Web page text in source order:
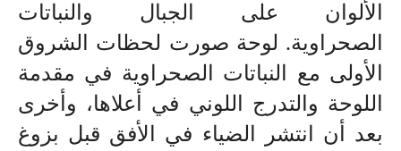
الألوان على الجبال والنباتات
الصحراوية. لوحة صورت لحظات الشروق
الأولى مع النباتات الصحراوية في مقدمة
اللوحة والتدرج اللوني في أعلاها، وأخرى
بعد أن انتشر الضياء في الأفق قبل بزوغ